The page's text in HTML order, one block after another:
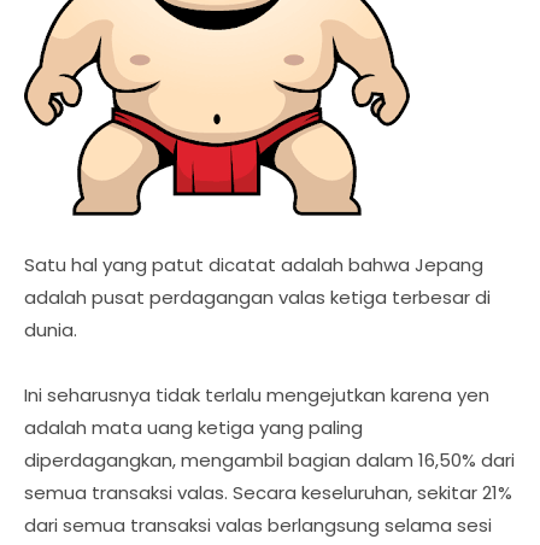
Satu hal yang patut dicatat adalah bahwa Jepang
adalah pusat perdagangan valas ketiga terbesar di
dunia.
Ini seharusnya tidak terlalu mengejutkan karena yen
adalah mata uang ketiga yang paling
diperdagangkan, mengambil bagian dalam 16,50% dari
semua transaksi valas. Secara keseluruhan, sekitar 21%
dari semua transaksi valas berlangsung selama sesi